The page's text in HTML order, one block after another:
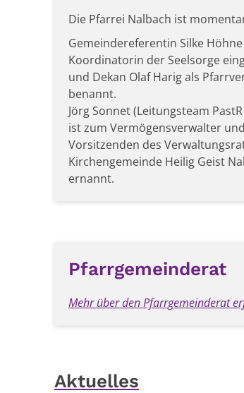
Die Pfarrei Nalbach ist
Gemeindereferentin Silke
Koordinatorin der Seelsorge
und Dekan Olaf Harig als
benannt.
Jörg Sonnet (Leitungsteam
ist zum Vermögensverwalter
Vorsitzenden des
Kirchengemeinde Heilig Geist
ernannt.
Pfarrgemeinderat
Mehr über den Pfarrgemeinderat
Aktuelles